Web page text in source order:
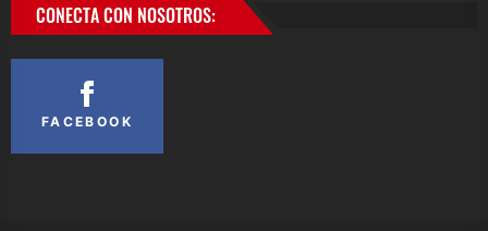
CONECTA CON NOSOTROS:
FACEBOOK